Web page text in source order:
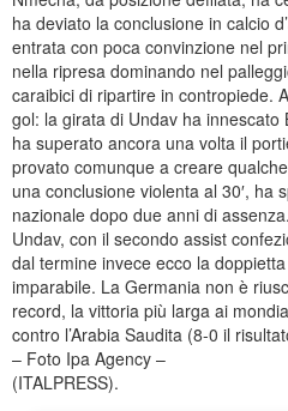
ha deviato la conclusione in calcio
entrata con poca convinzione nel
nella ripresa dominando nel
caraibici di ripartire in contropiede.
gol: la girata di Undav ha
ha superato ancora una volta il
provato comunque a creare
una conclusione violenta al 30′, ha
nazionale dopo due anni di
Undav, con il secondo assist
dal termine invece ecco la
imparabile. La Germania non è
record, la vittoria più larga ai
contro l’Arabia Saudita (8-0 il
– Foto Ipa Agency –
(ITALPRESS).